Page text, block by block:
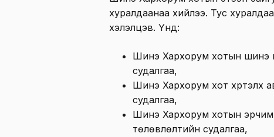
хуралдаанаа хийлээ. Тус
хэлэлцэв. Үүнд:
Шинэ Хархорум хотын шинэ
судалгаа,
Шинэ Хархорум хот хүртэлх
судалгаа,
Шинэ Хархорум хотын эрчим
төлөвлөлтийн судалгаа,